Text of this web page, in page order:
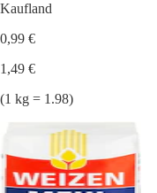
Kaufland
0,99 €
1,49 €
(1 kg = 1.98)